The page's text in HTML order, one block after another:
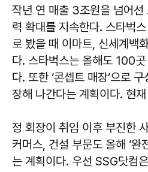
작년 연 매출 3조원을 넘어선
력 확대를 지속한다. 스타벅
로 봤을 때 이마트, 신세계백
다. 스타벅스는 올해도 100
다. 또한 ‘콘셉트 매장’으로
장해 나간다는 계획이다. 현
정 회장이 취임 이후 부진한
커머스, 건설 부문도 올해 ‘완
는 계획이다. 우선 SSG닷컴